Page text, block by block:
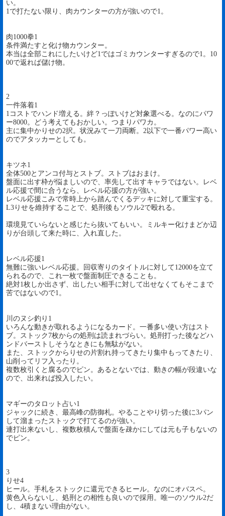
い。
1で打たない限り、肉カウンターの方が強いので1。
肉1000拳1
条件満たすと化け物カウンター。
本当は全部これにしたいけど1ではゴミカウンターすぎるので1。10
00で返れば儲け物。
2
一件落着1
1コストでハンド増える。絆？っぽいけど対象選べる。なのにパワ
ー8000。どう考えてもおかしい。つまりパワカ。
主に集中かりせの2択。状況みて一刀両断。2以下で一番パワー高い
のでアタッカーとしても。
キツネ1
全体500とアンコ付与とストブ。ストブはおまけ。
盤面に出す枠が悩ましいので、率先して出すキャラではない。レベ
ル応援で間に合うなら、レベル応援の方が強い。
レベル応援こみで常時上から踏んでくるデッキに対して重宝する。
L3りせを維持することで、処刑後もソウル2で殴れる。
環境見ていらないと感じたら抜いてもいい。ミルキー化けまどか辺
りが台頭して来た時に、入れ直した。
レベル応援1
無難に強いレベル応援。回収寄りのタイトルに対して12000を立て
られるので、これ一枚で盤面制圧できることも。
絶対1枚しか出さず、出したい相手に対して出せなくてもそこまで
苦ではないので1。
川のヌシ釣り1
いろんな動きが取れるようになるカード。一番多い使い方はスト
ブ。ストック7枚からの処刑は読まれづらい。処刑打った後などハ
ンドバーストしそうなときにも無駄がない。
また、ストックからりせの片割れ持ってきたり集中もってきたり、
山削ってリフ入ったり。
複数枚引くと腐るのでピン。あるとないでは、動きの幅が段違いな
ので、出来れば投入したい。
マギーのタロット占い1
ジャックに続き、最高峰の防御札。やることやり切った後に3パン
して溜まったストックで打てるのが強い。
連打出来ないし、複数枚積んで盤面を疎かにしては元も子もないの
でピン。
3
りせ4
ヒール。手札をストックに還元できるヒール。なのにオバスペ。
黄色入らないし、処刑との相性も良いので採用。唯一のソウル2だ
し、4積まない理由がない。